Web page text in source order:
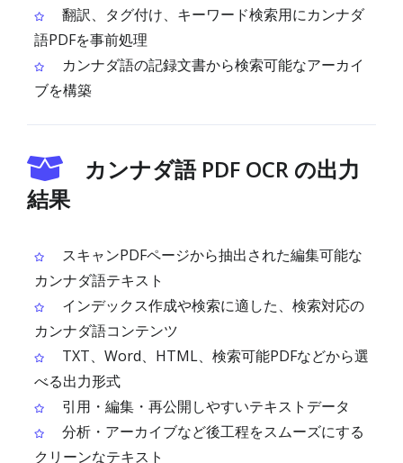
翻訳、タグ付け、キーワード検索用にカンナダ
語PDFを事前処理
カンナダ語の記録文書から検索可能なアーカイ
ブを構築
カンナダ語 PDF OCR の出力
結果
スキャンPDFページから抽出された編集可能な
カンナダ語テキスト
インデックス作成や検索に適した、検索対応の
カンナダ語コンテンツ
TXT、Word、HTML、検索可能PDFなどから選
べる出力形式
引用・編集・再公開しやすいテキストデータ
分析・アーカイブなど後工程をスムーズにする
クリーンなテキスト